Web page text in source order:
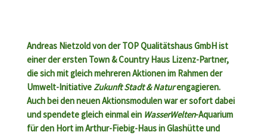
Andreas Nietzold von der TOP Qualitätshaus GmbH ist
einer der ersten Town & Country Haus Lizenz-Partner,
die sich mit gleich mehreren Aktionen im Rahmen der
Umwelt-InitiativeZukunft Stadt & Naturengagieren.
Auch bei den neuen Aktionsmodulen war er sofort dabei
und spendete gleich einmal ein WasserWelten-Aquarium
für den Hort im Arthur-Fiebig-Haus in Glashütte und